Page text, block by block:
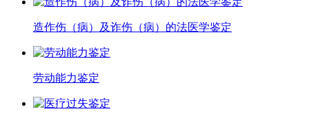
造作伤（病）及诈伤（病）的法医学鉴定
劳动能力鉴定